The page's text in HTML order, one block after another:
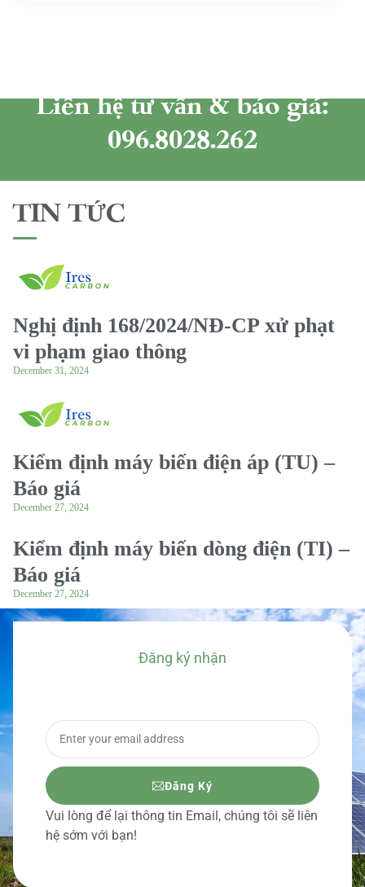
Liên hệ tư vấn & báo giá:
096.8028.262
TIN TỨC
Nghị định 168/2024/NĐ-CP xử phạt
vi phạm giao thông
December 31, 2024
Kiểm định máy biến điện áp (TU) –
Báo giá
December 27, 2024
Kiểm định máy biến dòng điện (TI) –
Báo giá
December 27, 2024
Đăng ký nhận
Đăng Ký
Vui lòng để lại thông tin Email, chúng tôi sẽ liên
hệ sớm với bạn!